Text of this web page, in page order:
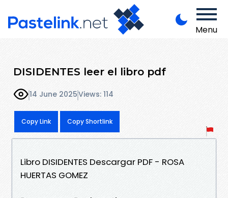
Menu
DISIDENTES leer el libro pdf
14 June 2025Views: 114
Copy Link Copy Shortlink
Libro DISIDENTES Descargar PDF - ROSA
HUERTAS GOMEZ